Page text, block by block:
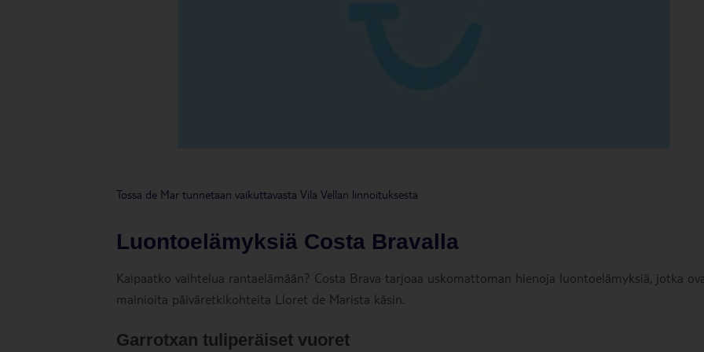
Tossa de Mar tunnetaan vaikuttavasta Vila Vellan linnoituksesta
Luontoelämyksiä Costa Bravalla
Kaipaatko vaihtelua rantaelämään? Costa Brava tarjoaa uskomattoman hienoja luontoelämyksiä, jotka
mainioita päiväretkikohteita Lloret de Marista käsin.
Garrotxan tuliperäiset vuoret